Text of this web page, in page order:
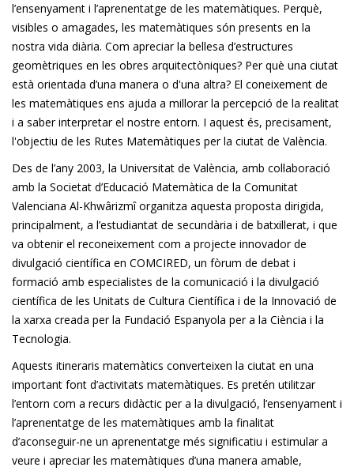
l’ensenyament i l’aprenentatge de les matemàtiques. Perquè,
visibles o amagades, les matemàtiques són presents en la
nostra vida diària. Com apreciar la bellesa d’estructures
geomètriques en les obres arquitectòniques? Per què una ciutat
està orientada d’una manera o d'una altra? El coneixement de
les matemàtiques ens ajuda a millorar la percepció de la realitat
i a saber interpretar el nostre entorn. I aquest és, precisament,
l'objectiu de les Rutes Matemàtiques per la ciutat de València.
Des de l’any 2003, la Universitat de València, amb col·laboració
amb la Societat d’Educació Matemàtica de la Comunitat
Valenciana Al-Khwârizmî organitza aquesta proposta dirigida,
principalment, a l’estudiantat de secundària i de batxillerat, i que
va obtenir el reconeixement com a projecte innovador de
divulgació científica en COMCIRED, un fòrum de debat i
formació amb especialistes de la comunicació i la divulgació
científica de les Unitats de Cultura Científica i de la Innovació de
la xarxa creada per la Fundació Espanyola per a la Ciència i la
Tecnologia.
Aquests itineraris matemàtics converteixen la ciutat en una
important font d’activitats matemàtiques. Es pretén utilitzar
l’entorn com a recurs didàctic per a la divulgació, l’ensenyament i
l’aprenentatge de les matemàtiques amb la finalitat
d’aconseguir-ne un aprenentatge més significatiu i estimular a
veure i apreciar les matemàtiques d’una manera amable,